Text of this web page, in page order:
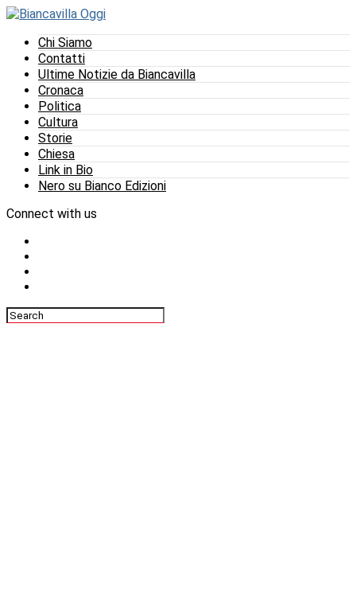
Chi Siamo
Contatti
Ultime Notizie da Biancavilla
Cronaca
Politica
Cultura
Storie
Chiesa
Link in Bio
Nero su Bianco Edizioni
Connect with us